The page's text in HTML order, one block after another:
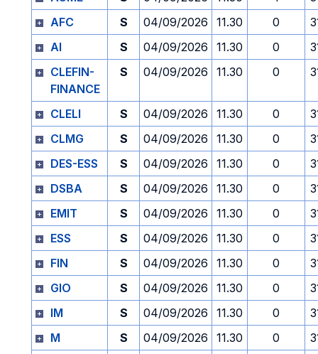
AFC
S 04/09/2026 11.30 0
AI
S 04/09/2026 11.30 0
CLEFIN-
FINANCE
S 04/09/2026 11.30 0
CLELI S 04/09/2026 11.30 0
CLMG
S 04/09/2026 11.30 0
DES-ESS
S 04/09/2026 11.30 0
DSBA
S 04/09/2026 11.30 0
EMIT
S 04/09/2026 11.30 0
ESS
S 04/09/2026 11.30 0
FIN
S 04/09/2026 11.30 0
GIO
S 04/09/2026 11.30 0
IM
S 04/09/2026 11.30 0
M
S 04/09/2026 11.30 0